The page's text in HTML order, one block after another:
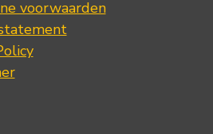
voorwaarden